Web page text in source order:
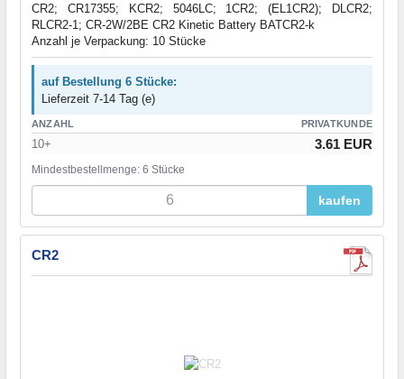
CR2; CR17355; KCR2; 5046LC; 1CR2; (EL1CR2); DLCR2;
RLCR2-1; CR-2W/2BE CR2 Kinetic Battery BATCR2-k
Anzahl je Verpackung: 10 Stücke
auf Bestellung 6 Stücke:
Lieferzeit 7-14 Tag (e)
ANZAHL PRIVATKUNDE
10+ 3.61 EUR
Mindestbestellmenge: 6 Stücke
kaufen
CR2